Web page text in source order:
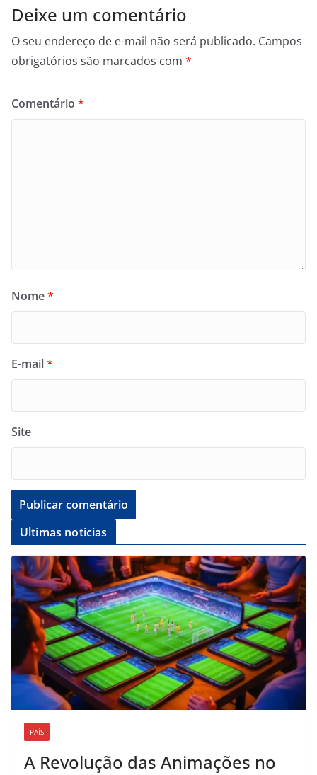
Deixe um comentário
O seu endereço de e-mail não será publicado. Campos
obrigatórios são marcados com *
Comentário *
Nome*
E-mail*
Site
Ultimas noticias
PAÍS
A Revolução das Animações no